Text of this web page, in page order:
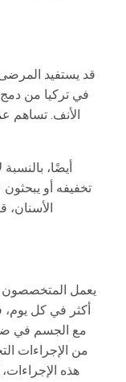
قد يستفيد
في تركيا من دمج
الأنف. تساهم
أيضًا،
تخفيفه أو
الأسنان،
يعمل المتخصصون
أكثر في كل
مع الجسم في ضوء
من الإجراءات
هذه